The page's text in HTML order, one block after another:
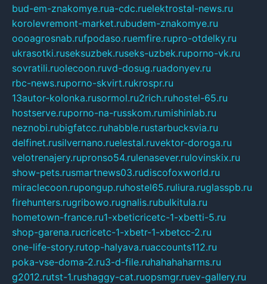
bud-em-znakomye.rua-cdc.ruelektrostal-news.ru
korolevremont-market.rubudem-znakomye.ru
oooagrosnab.rufpodaso.ruemfire.rupro-otdelky.ru
ukrasotki.ruseksuzbek.ruseks-uzbek.ruporno-vk.ru
sovratili.ruolecoon.ruvd-dosug.ruadonyev.ru
rbc-news.ruporno-skvirt.rukrospr.ru
13autor-kolonka.rusormol.ru2rich.ruhostel-65.ru
hostserve.ruporno-na-russkom.rumishinlab.ru
neznobi.rubigfatcc.ruhabble.rustarbucksvia.ru
delfinet.rusilvernano.ruelestal.ruvektor-doroga.ru
velotrenajery.rupronso54.rulenasever.rulovinskix.ru
show-pets.rusmartnews03.rudiscofoxworld.ru
miraclecoon.rupongup.ruhostel65.ruliura.ruglasspb.ru
firehunters.rugribowo.rugnalis.rubulkitula.ru
hometown-france.ru1-xbeticricetc-1-xbetti-5.ru
shop-garena.rucricetc-1-xbetr-1-xbetcc-2.ru
one-life-story.rutop-halyava.ruaccounts112.ru
poka-vse-doma-2.ru3-d-file.ruhahahaharms.ru
g2012.rutst-1.rushaggy-cat.ruopsmgr.ruev-gallery.ru